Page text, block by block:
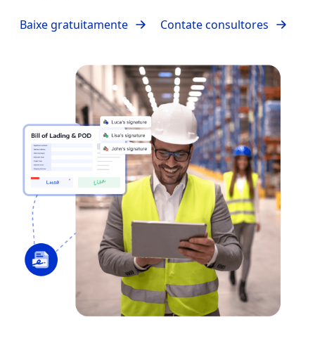
Baixe gratuitamente Contate consultores